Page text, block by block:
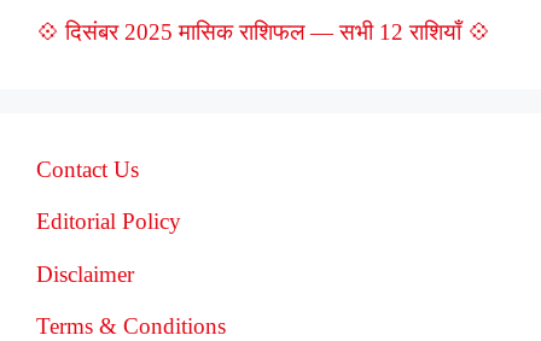
💠 दिसंबर 2025 मासिक राशिफल — सभी 12 राशियाँ 💠
Contact Us
Editorial Policy
Disclaimer
Terms & Conditions